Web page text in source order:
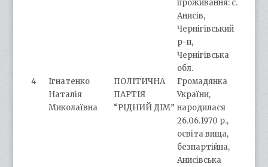
проживання: с.
Анисів,
Чернігівський
р-н,
Чернігівська
обл.
4
Ігнатенко
Наталія
Миколаївна
ПОЛІТИЧНА
ПАРТІЯ
“РІДНИЙ ДІМ”
Громадянка
України,
народилася
26.06.1970 р.,
освіта вища,
безпартійна,
Анисівська